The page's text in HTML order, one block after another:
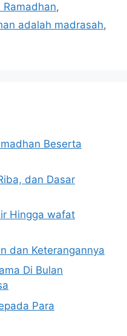
Ramadhan,
adalah madrasah,
Beserta
dan Dasar
Hingga wafat
dan Keterangannya
Di Bulan
Para